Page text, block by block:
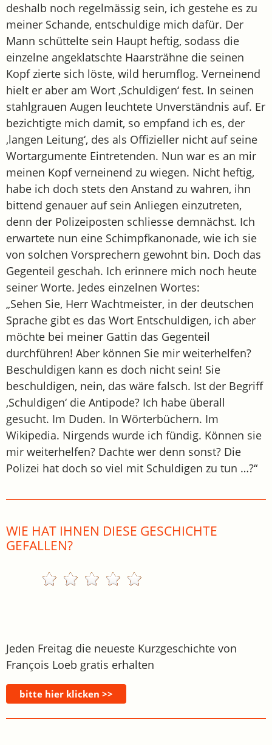
deshalb noch regelmässig sein, ich gestehe es zu
meiner Schande, entschuldige mich dafür. Der
Mann schüttelte sein Haupt heftig, sodass die
einzelne angeklatschte Haarsträhne die seinen
Kopf zierte sich löste, wild herumflog. Verneinend
hielt er aber am Wort ‚Schuldigen‘ fest. In seinen
stahlgrauen Augen leuchtete Unverständnis auf. Er
bezichtigte mich damit, so empfand ich es, der
‚langen Leitung‘, des als Offizieller nicht auf seine
Wortargumente Eintretenden. Nun war es an mir
meinen Kopf verneinend zu wiegen. Nicht heftig,
habe ich doch stets den Anstand zu wahren, ihn
bittend genauer auf sein Anliegen einzutreten,
denn der Polizeiposten schliesse demnächst. Ich
erwartete nun eine Schimpfkanonade, wie ich sie
von solchen Vorsprechern gewohnt bin. Doch das
Gegenteil geschah. Ich erinnere mich noch heute
seiner Worte. Jedes einzelnen Wortes:
„Sehen Sie, Herr Wachtmeister, in der deutschen
Sprache gibt es das Wort Entschuldigen, ich aber
möchte bei meiner Gattin das Gegenteil
durchführen! Aber können Sie mir weiterhelfen?
Beschuldigen kann es doch nicht sein! Sie
beschuldigen, nein, das wäre falsch. Ist der Begriff
‚Schuldigen‘ die Antipode? Ich habe überall
gesucht. Im Duden. In Wörterbüchern. Im
Wikipedia. Nirgends wurde ich fündig. Können sie
mir weiterhelfen? Dachte wer denn sonst? Die
Polizei hat doch so viel mit Schuldigen zu tun …?“
WIE HAT IHNEN DIESE GESCHICHTE
GEFALLEN?
Jeden Freitag die neueste Kurzgeschichte von
François Loeb gratis erhalten